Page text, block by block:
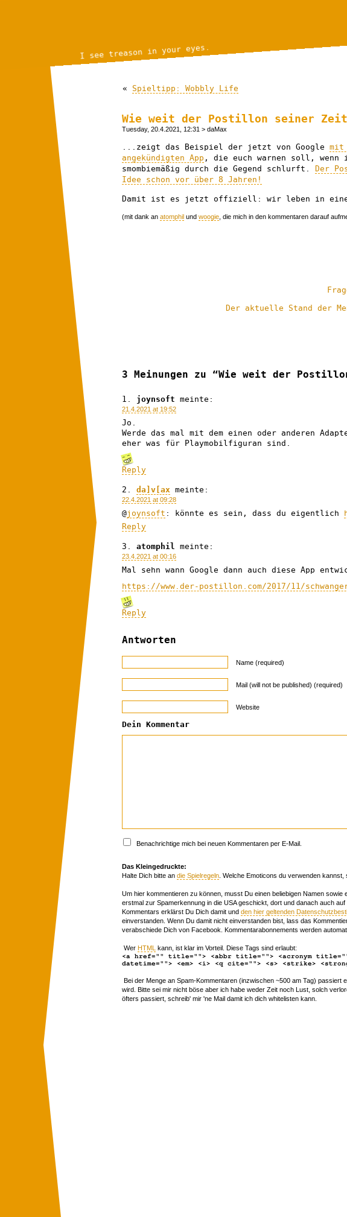
I see treason in your eyes.
« Spieltipp: Wobbly Life
Wie weit der Postillon seiner
Tuesday, 20.4.2021, 12:31 > daMax
...zeigt das Beispiel der jetzt von Google mit
angekündigten App , die euch warnen soll, wenn
smombiemäßig durch die Gegend schlurft.
Der
Idee schon vor über 8 Jahren!
Damit ist es jetzt offiziell: wir leben in
(mit dank an atomphil und woogie , die mich in den kommentaren darauf
Der aktuelle Stand der
3 Meinungen zu “Wie weit der
joynsoft meinte:
21.4.2021 at 19:52
Jo.
Werde das mal mit dem einen oder anderen
eher was für Playmobilfiguran sind.
Reply
da]v[ax meinte:
22.4.2021 at 09:28
@joynsoft : könnte es sein, dass du eigentlich
Reply
atomphil meinte:
23.4.2021 at 00:16
Mal sehn wann Google dann auch diese App
https://www.der-postillon.com/2017/11/
Reply
Antworten
Name (required)
Mail (will not be published) (required)
Website
Dein Kommentar
Benachrichtige mich bei neuen Kommentaren per E-Mail.
Das Kleingedruckte:
Halte Dich bitte an die Spielregeln . Welche Emoticons du verwenden kannst,
Um hier kommentieren zu können, musst Du einen beliebigen Namen
erstmal zur Spamerkennung in die USA geschickt, dort und danach auch
Kommentars erklärst Du Dich damit und den hier geltenden
einverstanden. Wenn Du damit nicht einverstanden bist, lass das
verabschiede Dich von Facebook. Kommentarabonnements werden
Wer HTML kann, ist klar im Vorteil. Diese Tags sind erlaubt:
<a href="" title=""> <abbr title=""> <acronym
datetime=""> <em> <i> <q cite=""> <s> <strike>
Bei der Menge an Spam-Kommentaren (inzwischen ~500 am Tag)
wird. Bitte sei mir nicht böse aber ich habe weder Zeit noch Lust, solch
öfters passiert, schreib' mir 'ne Mail damit ich dich whitelisten kann.